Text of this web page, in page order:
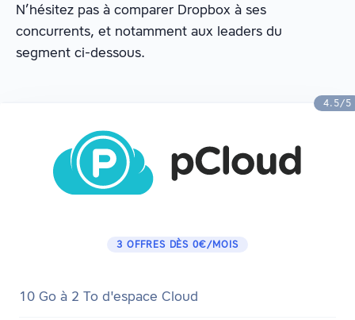
N’hésitez pas à comparer Dropbox à ses
concurrents, et notamment aux leaders du
segment ci-dessous.
4.5/5
3 OFFRES DÈS 0€/MOIS
10 Go à 2 To d'espace Cloud